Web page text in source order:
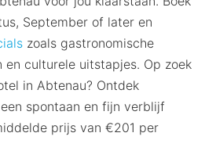
September of later en
zoals gastronomische
en culturele uitstapjes. Op zoek
in Abtenau? Ontdek
spontaan en fijn verblijf
prijs van €201 per